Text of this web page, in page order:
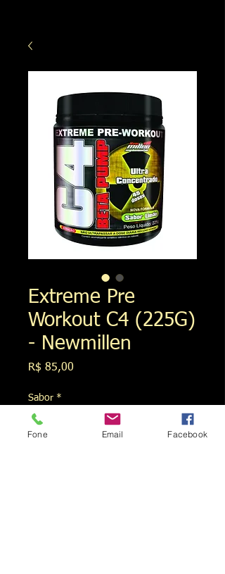
Extreme Pre
Workout C4 (225G)
- Newmillen
R$ 85,00
Sabor *
Fone Email Facebook